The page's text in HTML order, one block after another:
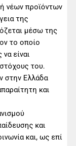
νέων προϊόντων
της
μέσω της
το οποίο
είναι
του.
στην Ελλάδα
και
και
και, ως επί